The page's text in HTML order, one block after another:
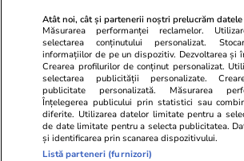
cauza unui incendiu izbucnit
Italia
Știri Externe
Iranul îl jignește pe Volodimir
amenință Ucraina cu un „răspuns”
Atât noi, cât și partenerii noștri prelucrăm
Măsurarea performanței reclamelor.
selectarea conținutului personalizat.
informațiilor de pe un dispozitiv. Dezvoltarea și
Crearea profilurilor de conținut personalizat.
selectarea publicității personalizate.
publicitate personalizată. Măsurarea
Înțelegerea publicului prin statistici sau
diferite. Utilizarea datelor limitate pentru a
de date limitate pentru a selecta publicitatea.
și identificarea prin scanarea dispozitivului.
Listă parteneri (furnizori)